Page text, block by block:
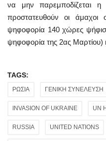
να μην παρεμποδίζεται η
προστατευθούν οι
ψηφοφορία 140 χώρες
ψηφοφορία της 2ας Μαρτίου)
TAGS:
ΡΩΣΙΑ ΓΕΝΙΚΗ ΣΥΝΕΛΕΥΣΗ
INVASION OF UKRAINE UN
RUSSIA UNITED NATIONS